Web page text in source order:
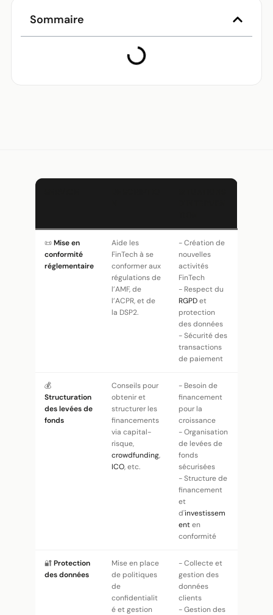
Sommaire
📜Mise en
conformité
réglementaire
Aide les
FinTech à se
conformer aux
régulations de
l’AMF, de
l’ACPR, et de
la DSP2.
- Création de
nouvelles
activités
FinTech
- Respect du
RGPDet
protection
des données
- Sécurité des
transactions
de paiement
💰
Structuration
des levées de
fonds
Conseils pour
obtenir et
structurer les
financements
via capital-
risque,
crowdfunding,
ICO, etc.
- Besoin de
financement
pour la
croissance
- Organisation
de levées de
fonds
sécurisées
- Structure de
financement
et
d'investissem
enten
conformité
🔐Protection
des données
Mise en place
de politiques
de
confidentialit
é et gestion
- Collecte et
gestion des
données
clients
- Gestion des